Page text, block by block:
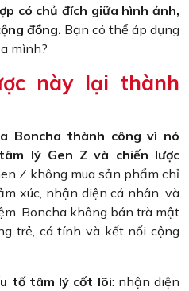
có chủ đích giữa hình ảnh,
đồng. Bạn có thể áp dụng
mình?
này lại thành
Boncha thành công vì nó
lý Gen Z và chiến lược
Z không mua sản phẩm chỉ
xúc, nhận diện cá nhân, và
Boncha không bán trà mật
trẻ, cá tính và kết nối cộng
tố tâm lý cốt lõi: nhận diện